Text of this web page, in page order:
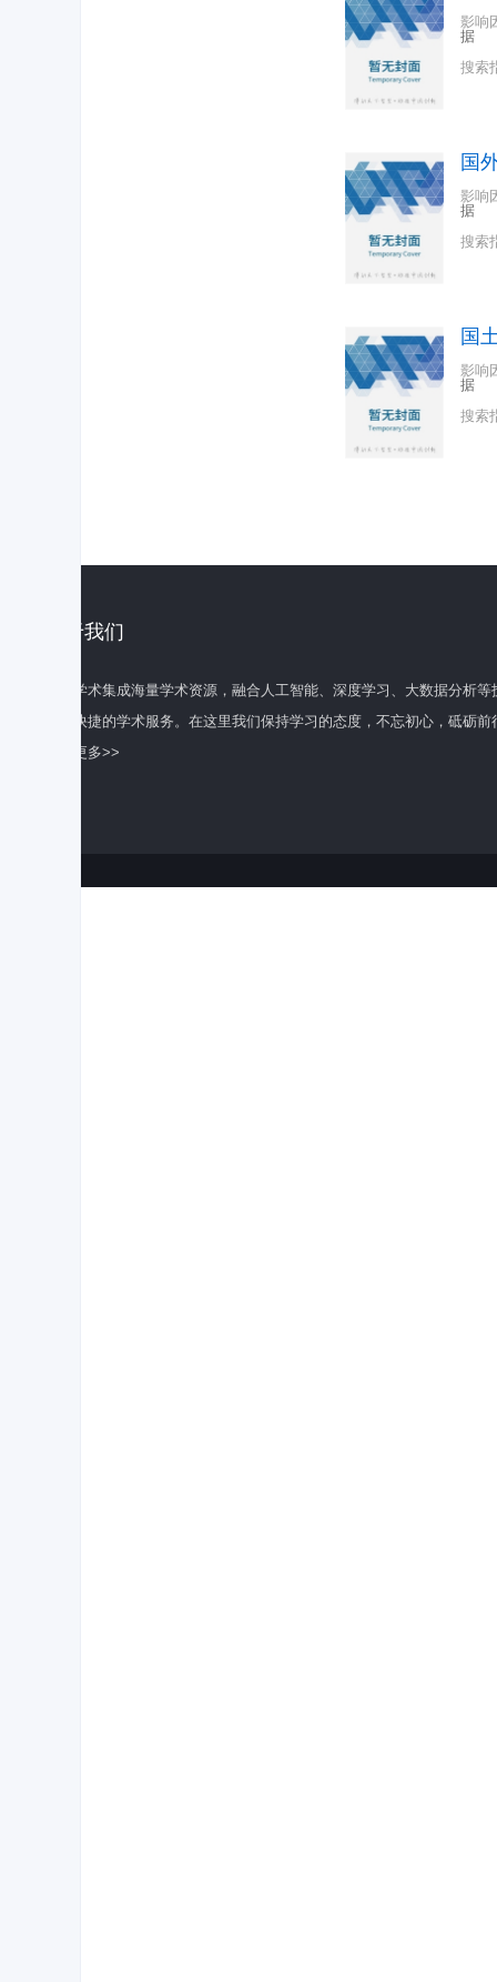
影响
据
搜索
国
影响
据
搜索
国
影响
据
搜索
关于我们
百度学术集成海量学术资源，融合人工智能、深度学习、大数据分析
全面快捷的学术服务。在这里我们保持学习的态度，不忘初心，砥砺前
了解更多>>